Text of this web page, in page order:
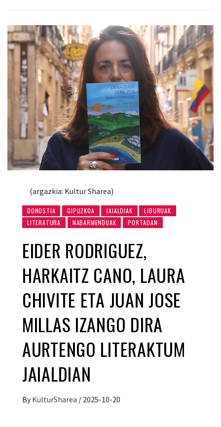
(argazkia: Kultur Sharea)
DONOSTIA GIPUZKOA JAIALDIAK
LIBURUAK
LITERATURA
NABARMENDUAK PORTADAN
EIDER RODRIGUEZ,
HARKAITZ CANO, LAURA
CHIVITE ETA JUAN JOSE
MILLAS IZANGO DIRA
AURTENGO LITERAKTUM
JAIALDIAN
By KulturSharea / 2025-10-20